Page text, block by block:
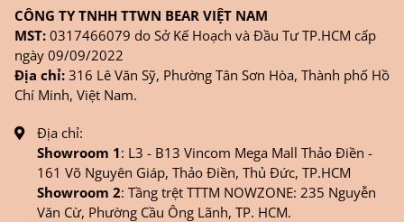
CÔNG TY TNHH TTWN BEAR VIỆT NAM
MST: 0317466079 do Sở Kế Hoạch và Đầu Tư TP.HCM cấp
ngày 09/09/2022
Địa chỉ: 316 Lê Văn Sỹ, Phường Tân Sơn Hòa, Thành phố Hồ
Chí Minh, Việt Nam.
Địa chỉ:
Showroom 1: L3 - B13 Vincom Mega Mall Thảo Điền -
161 Võ Nguyên Giáp, Thảo Điền, Thủ Đức, TP.HCM
Showroom 2: Tầng trệt TTTM NOWZONE: 235 Nguyễn
Văn Cừ, Phường Cầu Ông Lãnh, TP. HCM.